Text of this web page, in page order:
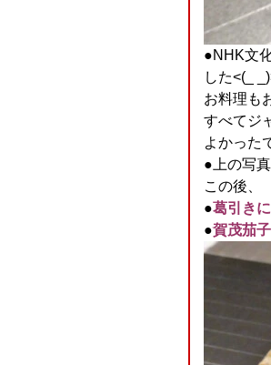
●NHK文
した<(_
お料理も
すべてジ
よかった
●上の写真
この後、
●葛引き
●賀茂茄